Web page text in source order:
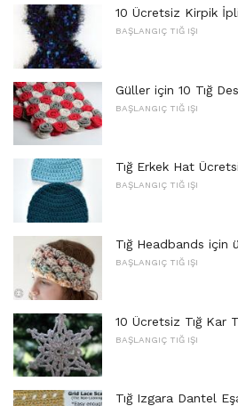
10 Ücretsiz Kirpik
BAŞLANGIÇ ​​TIĞ IŞI
Güller için 10 Tığ
BAŞLANGIÇ ​​TIĞ IŞI
Tığ Erkek Hat
BAŞLANGIÇ ​​TIĞ IŞI
Tığ Headbands için
BAŞLANGIÇ ​​TIĞ IŞI
10 Ücretsiz Tığ Kar
BAŞLANGIÇ ​​TIĞ IŞI
Tığ Izgara Dantel